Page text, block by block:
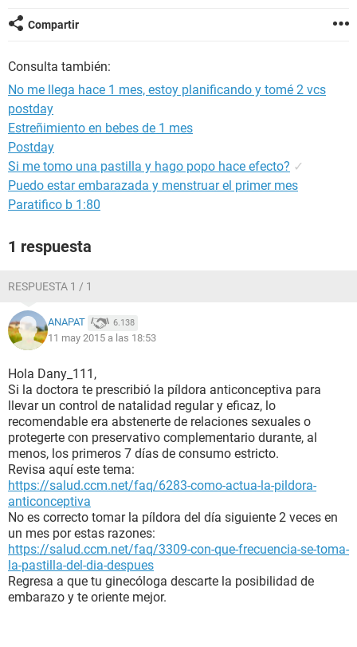
Compartir
Consulta también:
No me llega hace 1 mes, estoy planificando y tomé 2 vcs
postday
Estreñimiento en bebes de 1 mes
Postday
Si me tomo una pastilla y hago popo hace efecto? ✓
Puedo estar embarazada y menstruar el primer mes
Paratifico b 1:80
1 respuesta
RESPUESTA 1 / 1
ANAPAT 6.138
11 may 2015 a las 18:53
Hola Dany_111,
Si la doctora te prescribió la píldora anticonceptiva para
llevar un control de natalidad regular y eficaz, lo
recomendable era abstenerte de relaciones sexuales o
protegerte con preservativo complementario durante, al
menos, los primeros 7 días de consumo estricto.
Revisa aquí este tema:
https://salud.ccm.net/faq/6283-como-actua-la-pildora-
anticonceptiva
No es correcto tomar la píldora del día siguiente 2 veces en
un mes por estas razones:
https://salud.ccm.net/faq/3309-con-que-frecuencia-se-toma-
la-pastilla-del-dia-despues
Regresa a que tu ginecóloga descarte la posibilidad de
embarazo y te oriente mejor.